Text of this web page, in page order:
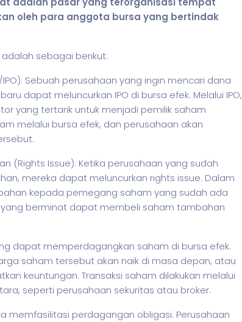
oleh para anggota bursa yang bertindak
sebagai berikut:
Sebuah perusahaan yang ingin mencari dana
dapat meluncurkan IPO di bursa efek. Melalui IPO,
yang tertarik untuk menjadi pemilik saham
melalui bursa efek, dan perusahaan akan
(Rights Issue): Ketika perusahaan yang sudah
mereka dapat meluncurkan rights issue. Dalam
kepada pemegang saham yang sudah ada
yang berminat dapat membeli saham tambahan
dapat memperdagangkan saham di bursa efek.
saham tersebut akan naik di masa depan, atau
keuntungan. Transaksi saham dilakukan melalui
seperti perusahaan sekuritas atau broker.
memfasilitasi perdagangan obligasi. Perusahaan